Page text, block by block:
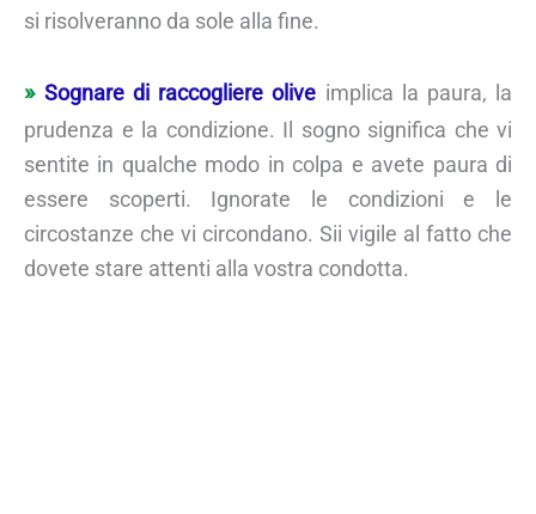
si risolveranno da sole alla fine.
Sognare di raccogliere olive implica la paura, la
prudenza e la condizione. Il sogno significa che vi
sentite in qualche modo in colpa e avete paura di
essere scoperti. Ignorate le condizioni e le
circostanze che vi circondano. Sii vigile al fatto che
dovete stare attenti alla vostra condotta.